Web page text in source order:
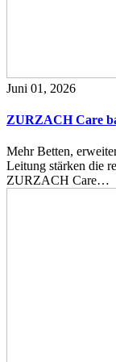
Juni 01, 2026
ZURZACH Care
Mehr Betten,
Leitung stärken die
ZURZACH Care…